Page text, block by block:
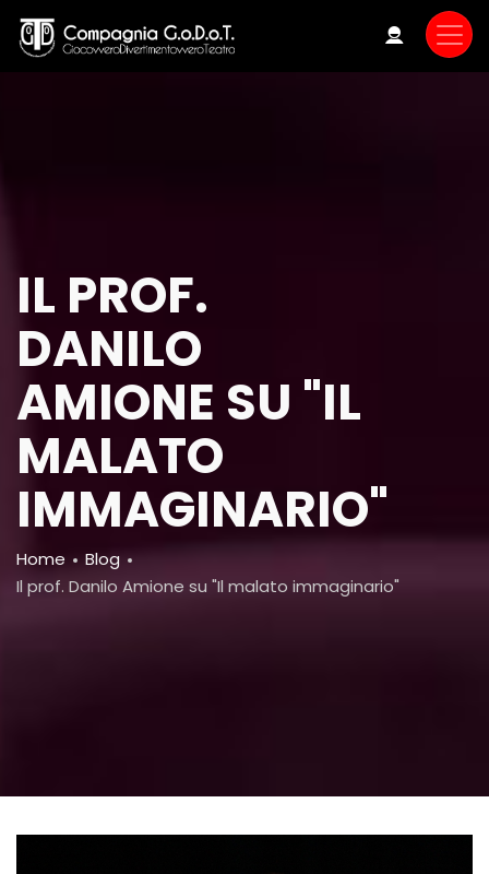
main
IL PROF.
DANILO
AMIONE SU "IL
MALATO
IMMAGINARIO"
Breadcrumb
Home
Blog
Il prof. Danilo Amione su "Il malato immaginario"